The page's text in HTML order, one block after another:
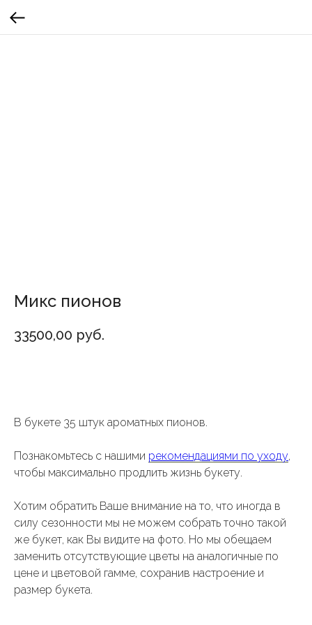
Микс пионов
33500,00 руб.
В букете 35 штук ароматных пионов.
Познакомьтесь с нашими рекомендациями по уходу,
чтобы максимально продлить жизнь букету.
Хотим обратить Ваше внимание на то, что иногда в
силу сезонности мы не можем собрать точно такой
же букет, как Вы видите на фото. Но мы обещаем
заменить отсутствующие цветы на аналогичные по
цене и цветовой гамме, сохранив настроение и
размер букета.